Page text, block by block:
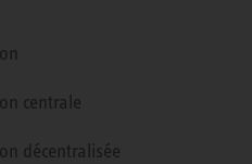
centrale
décentralisée